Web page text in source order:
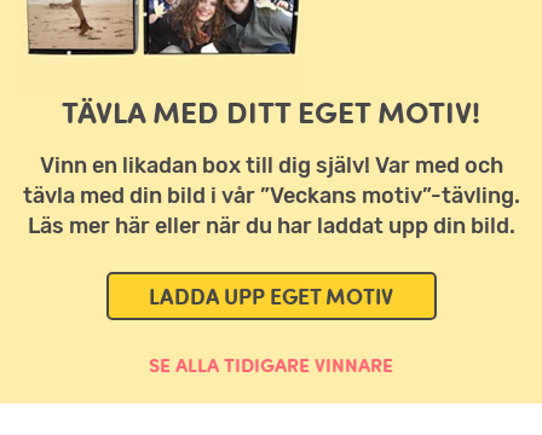
TÄVLA MED DITT EGET MOTIV!
Vinn en likadan box till dig själv! Var med och
tävla med din bild i vår ”Veckans motiv”-tävling.
Läs mer här eller när du har laddat upp din bild.
LADDA UPP EGET MOTIV
SE ALLA TIDIGARE VINNARE